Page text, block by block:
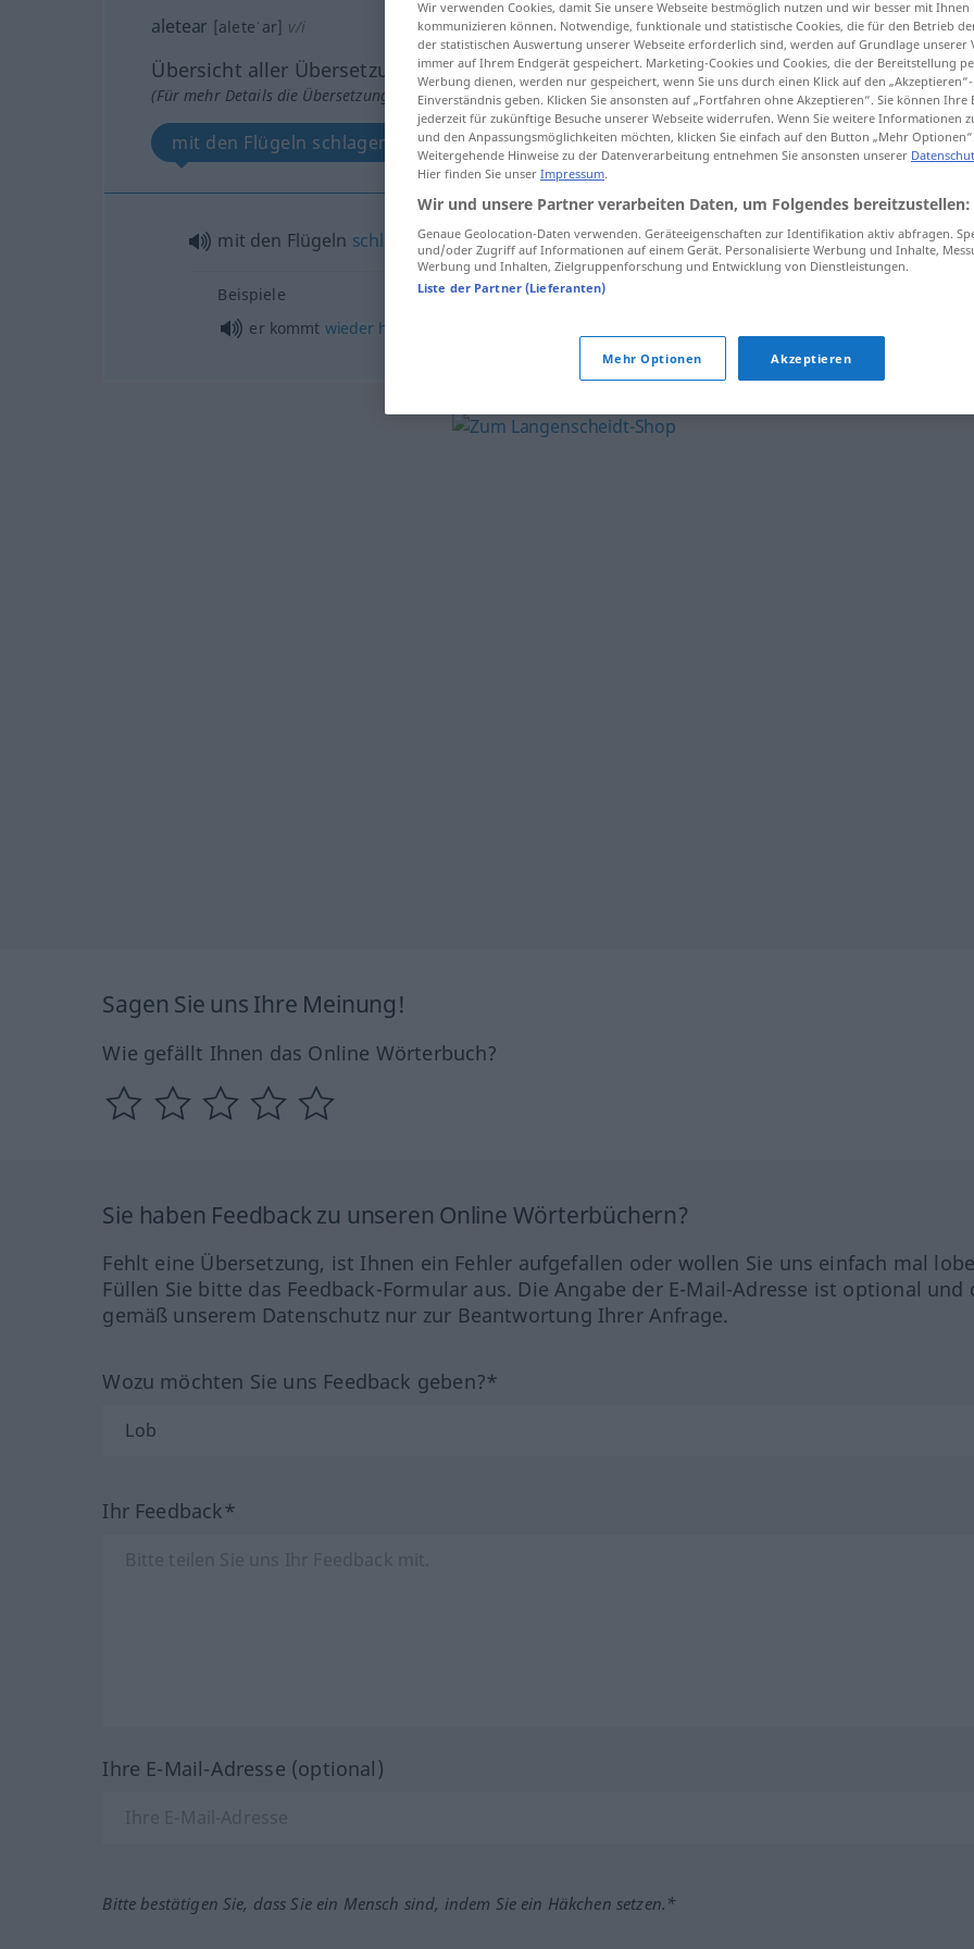
aletear [aleteˈar] v/i
Übersicht aller Übersetzungen
(Für mehr Details die Übersetzung anklicken/antippen)
mit den Flügeln schlagen, flattern
mit den Flügeln schlagen,flattern aletear
Beispiele
er kommt wieder hoch
Sagen Sie uns Ihre Meinung!
Wie gefällt Ihnen das Online Wörterbuch?
Sie haben Feedback zu unseren Online Wörterbüchern?
Fehlt eine Übersetzung, ist Ihnen ein Fehler aufgefallen oder wollen Sie uns einfach mal
Füllen Sie bitte das Feedback-Formular aus. Die Angabe der E-Mail-Adresse ist optional und
gemäß unserem Datenschutz nur zur Beantwortung Ihrer Anfrage.
Wozu möchten Sie uns Feedback geben?*
Ihr Feedback*
Ihre E-Mail-Adresse (optional)
Bitte bestätigen Sie, dass Sie ein Mensch sind, indem Sie ein Häkchen setzen.*
Wir verwenden Cookies, damit Sie unsere Webseite bestmöglich nutzen und wir besser mit Ihnen
kommunizieren können. Notwendige, funktionale und statistische Cookies, die für den Betrieb
der statistischen Auswertung unserer Webseite erforderlich sind, werden auf Grundlage unserer
immer auf Ihrem Endgerät gespeichert. Marketing-Cookies und Cookies, die der Bereitstellung
Werbung dienen, werden nur gespeichert, wenn Sie uns durch einen Klick auf den
Einverständnis geben. Klicken Sie ansonsten auf „Fortfahren ohne Akzeptieren“. Sie können Ihre
jederzeit für zukünftige Besuche unserer Webseite widerrufen. Wenn Sie weitere Informationen
und den Anpassungsmöglichkeiten möchten, klicken Sie einfach auf den Button „Mehr Optionen“.
Weitergehende Hinweise zu der Datenverarbeitung entnehmen Sie ansonsten unserer
Hier finden Sie unser Impressum.
Wir und unsere Partner verarbeiten Daten, um Folgendes bereitzustellen:
Genaue Geolocation-Daten verwenden. Geräteeigenschaften zur Identifikation aktiv abfragen.
und/oder Zugriff auf Informationen auf einem Gerät. Personalisierte Werbung und Inhalte,
Werbung und Inhalten, Zielgruppenforschung und Entwicklung von Dienstleistungen.
Liste der Partner (Lieferanten)
Mehr Optionen Akzeptieren